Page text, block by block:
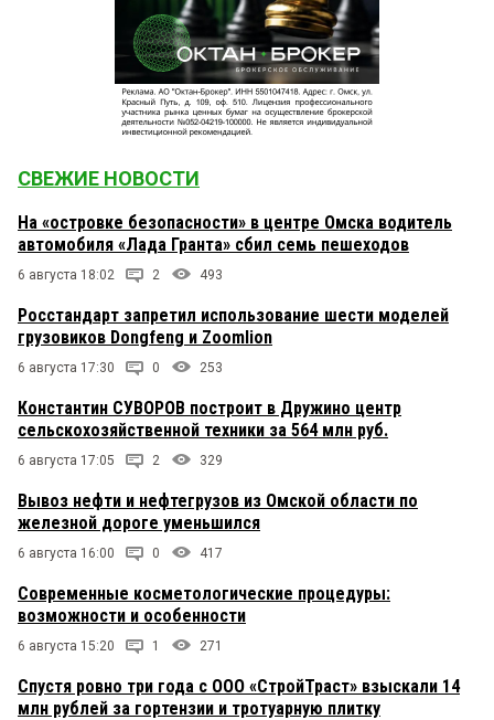
СВЕЖИЕ НОВОСТИ
На «островке безопасности» в центре Омска водитель
автомобиля «Лада Гранта» сбил семь пешеходов
6 августа 18:02 2 493
Росстандарт запретил использование шести моделей
грузовиков Dongfeng и Zoomlion
6 августа 17:30 0 253
Константин СУВОРОВ построит в Дружино центр
сельскохозяйственной техники за 564 млн руб.
6 августа 17:05 2 329
Вывоз нефти и нефтегрузов из Омской области по
железной дороге уменьшился
6 августа 16:00 0 417
Современные косметологические процедуры:
возможности и особенности
6 августа 15:20 1 271
Спустя ровно три года с ООО «СтройТраст» взыскали 14
млн рублей за гортензии и тротуарную плитку